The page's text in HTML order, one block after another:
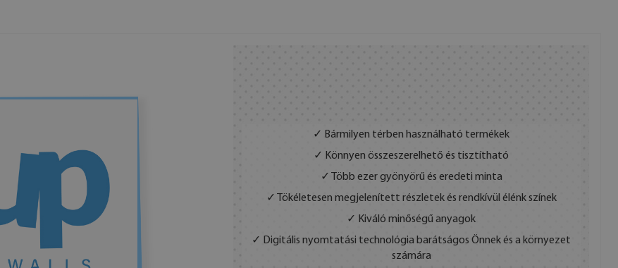
✓ Bármilyen térben használható termékek
✓ Könnyen összeszerelhető és tisztítható
✓ Több ezer gyönyörű és eredeti minta
✓ Tökéletesen megjelenített részletek és rendkívül élénk színek
✓ Kiváló minőségű anyagok
✓ Digitális nyomtatási technológia barátságos Önnek és a környezet
számára